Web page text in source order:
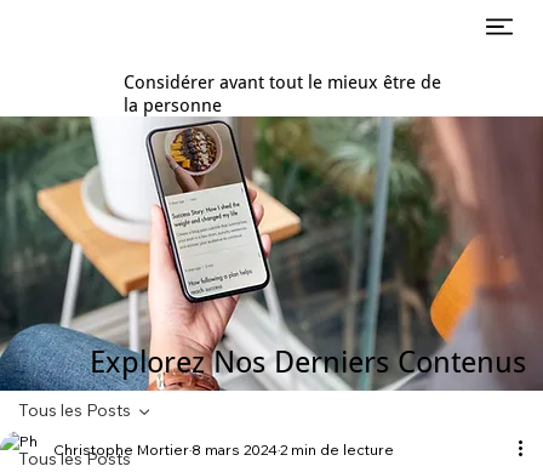
Considérer avant tout le mieux être de
la personne
Explorez Nos Derniers Contenus
Tous les Posts
Tous les Posts
Christophe Mortier 8 mars 20242 min de lecture